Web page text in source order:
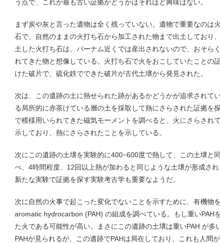
う点で、これが最も古い証拠かどうかはそれほど興味はない。
まず炭や灰と言った遺物は全く残っていない。遺物で重要なのは
石で、自然のままの火打ち石から加工された物まで出土しており
土した火打ち石は、バーナム近くでは産出されないので、おそら
れてきた物と想像している。火打ち石で火をおこしていたことの
けた破片で、硫化鉄でできた破片が古代土壌から発見された。
次は、この遺跡の土に熱せられた跡があるかどうかが追求されて
る局所的に赤茶けている層の土を採取して熱にさらされた証拠を
で模様用いられてきた磁気モーメントを調べると、火にさらされ
示しており、熱にさらされたことを示している。
次にこの遺跡の土壌を実験的に400−600度で熱して、この土壌と
べ、4時間程度、12回以上熱が加わると同じような土壌が形成さ
新たな実験で証拠を探す実験考古学も重要なようだ。
次に自然の火事で起こった変化でないことを示すために、有機物
aromatic hydrocarbon (PAH) の組成を調べている。もし重いPAH
た火である可能性が高い。まさにこの遺跡の土壌は重いPAH が多
PAHが見られるが、この遺跡でPAHは局在しており、これも人間